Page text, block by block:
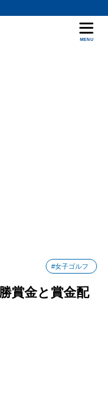
MENU
#女子ゴルフ
賞金と賞金配